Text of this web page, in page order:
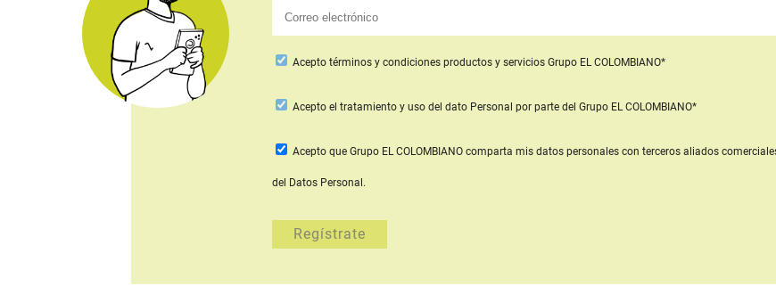
Acepto términos y condiciones productos y servicios Grupo EL COLOMBIANO*
Aceptoel tratamiento y uso del dato Personal por parte del Grupo EL COLOMBIANO*
Acepto que Grupo EL COLOMBIANO comparta mis datos personales con terceros aliados
del Datos Personal.